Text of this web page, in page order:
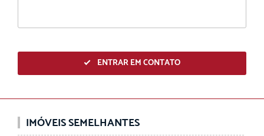
ENTRAR EM CONTATO
IMÓVEIS SEMELHANTES